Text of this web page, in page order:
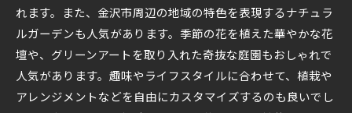
れます。また、金沢市周辺の地域の特色を表現するナチュラ
ルガーデンも人気があります。季節の花を植えた華やかな花
壇や、グリーンアートを取り入れた奇抜な庭園もおしゃれで
人気があります。趣味やライフスタイルに合わせて、植栽や
アレンジメントなどを自由にカスタマイズするのも良いでし